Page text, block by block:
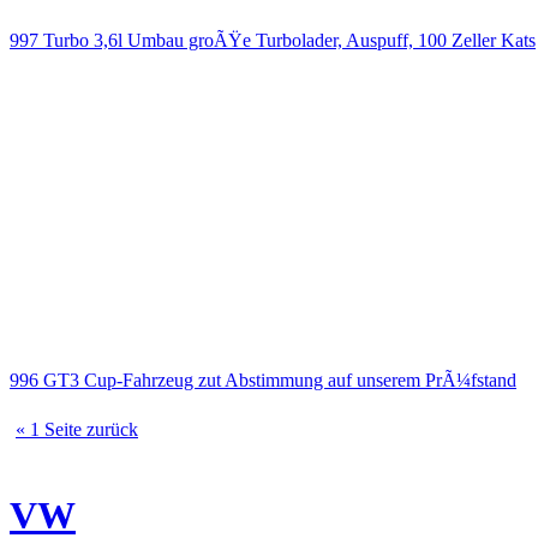
997 Turbo 3,6l Umbau groÃŸe Turbolader, Auspuff, 100 Zeller Kats
996 GT3 Cup-Fahrzeug zut Abstimmung auf unserem PrÃ¼fstand
« 1 Seite zurück
VW